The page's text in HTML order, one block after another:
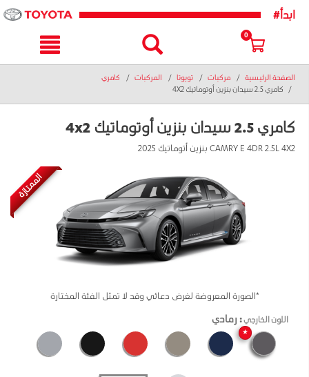
text.skipToContent
text.skipToNavigation
#ابدأ
0
الصفحة الرئيسية مركبات تويوتا المركبات
كامري
كامري 2.5 سيدان بنزين أوتوماتيك 4X2
كامري 2.5 سيدان بنزين أوتوماتيك 4x2
CAMRY E 4DR 2.5L 4X2 بنزين أتوماتيك 2025
الممتازة
*الصورة المعروضة لغرض دعائي وقد لا تمثل الفئة المختارة
اللون الخارجي: رمادي
★